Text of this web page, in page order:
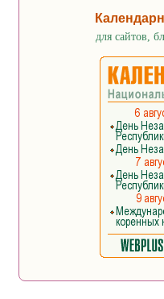
для сайтов,